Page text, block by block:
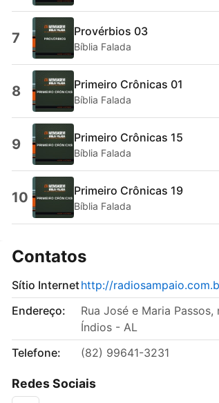
7 Provérbios 03
Bíblia Falada
8 Primeiro Crônicas 01
Bíblia Falada
9 Primeiro Crônicas 15
Bíblia Falada
10 Primeiro Crônicas 19
Bíblia Falada
Contatos
Sítio Internethttp://
Endereço:
Rua José e Maria
Índios - AL
Telefone:
(82) 99641-3231
Redes Sociais